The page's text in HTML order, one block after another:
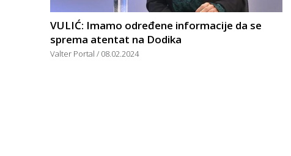
VULIĆ: Imamo određene informacije da se
sprema atentat na Dodika
Valter Portal 08.02.2024